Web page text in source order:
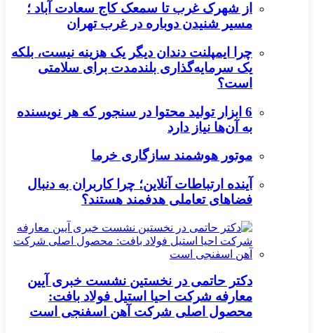
از شهرک غرب تا سمعک کاج سعادت آباد ؛
مسیر شنیدن دوباره در غرب تهران
چرا ایمپلنت دندان دیگر یک هزینه نیست، بلکه
یک سرمایه‌گذاری بلندمدت برای سلامتی
است؟
6 ابزار تولید محتوا در سنجور که هر نویسنده
به آن‌ها نیاز دارد
موتور هوشمند سازگاری خرما
آینده ارتباطات آنلاین؛ چرا کاربران به دنبال
فضاهای تعاملی هدفمند هستند؟
دکتر حاتمی در نخستین نشست خبری آیین
معارفه شرکت احیا استیل فولاد بافت:
محصول اصلی شرکت آهن اسفنجی است